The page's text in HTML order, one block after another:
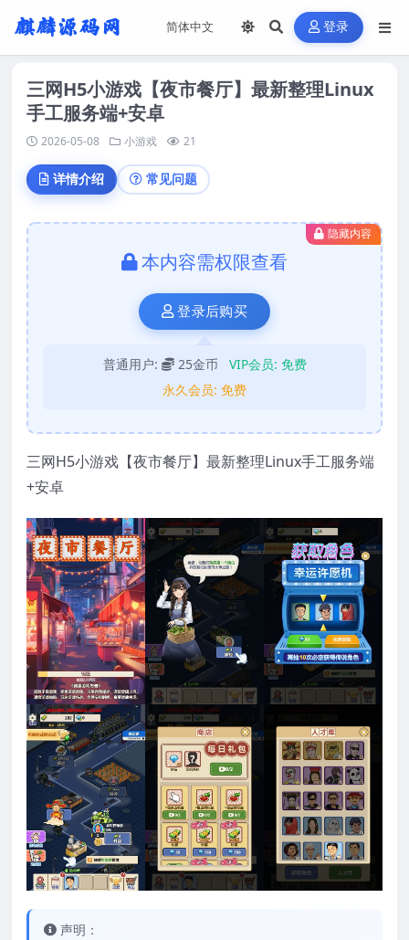
登录
三网H5小游戏【夜市餐厅】最新整理Linux
手工服务端+安卓
2026-05-08 小游戏 21
详情介绍 常见问题
隐藏内容
本内容需权限查看
登录后购买
普通用户: 25金币 VIP会员: 免费
永久会员: 免费
三网H5小游戏【夜市餐厅】最新整理Linux手工服务端
+安卓
声明：